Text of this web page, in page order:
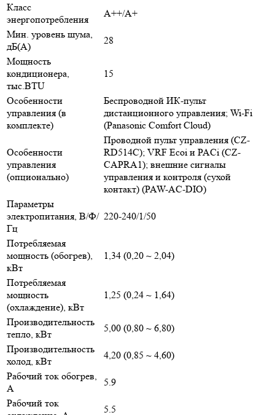
Класс
энергопотребления
A++/A+
Мин. уровень шума,
дБ(А)
28
Мощность
кондиционера,
тыс.BTU
15
Особенности
управления (в
комплекте)
Беспроводной ИК-пульт
дистанционного управления; Wi-Fi
(Panasonic Comfort Cloud)
Особенности
управления
(опционально)
Проводной пульт управления (CZ-
RD514C); VRF Ecoi и PACi (CZ-
CAPRA1); внешние сигналы
управления и контроля (сухой
контакт) (PAW-AC-DIO)
Параметры
электропитания, В/Ф/
Гц
220-240/1/50
Потребляемая
мощность (обогрев),
кВт
1,34 (0,20 ~ 2,04)
Потребляемая
мощность
(охлаждение), кВт
1,25 (0,24 ~ 1,64)
Производительность
тепло, кВт
5,00 (0,80 ~ 6,80)
Производительность
холод, кВт
4,20 (0,85 ~ 4,60)
Рабочий ток обогрев,
А
5.9
Рабочий ток
5.5